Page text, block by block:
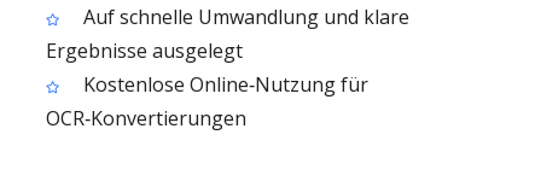
Auf schnelle Umwandlung und klare
Ergebnisse ausgelegt
Kostenlose Online‑Nutzung für
OCR‑Konvertierungen